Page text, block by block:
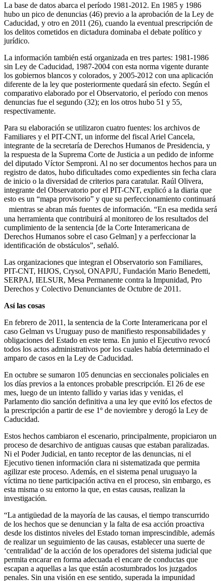
La base de datos abarca el período 1981-2012. En 1985 y 1986
hubo un pico de denuncias (46) previo a la aprobación de la Ley de
Caducidad, y otro en 2011 (26), cuando la eventual prescripción de
los delitos cometidos en dictadura dominaba el debate político y
jurídico.
La información también está organizada en tres partes: 1981-1986
sin Ley de Caducidad, 1987-2004 con esta norma vigente durante
los gobiernos blancos y colorados, y 2005-2012 con una aplicación
diferente de la ley que posteriormente quedará sin efecto. Según el
comparativo elaborado por el Observatorio, el período con menos
denuncias fue el segundo (32); en los otros hubo 51 y 55,
respectivamente.
Para su elaboración se utilizaron cuatro fuentes: los archivos de
Familiares y el PIT-CNT, un informe del fiscal Ariel Cancela,
integrante de la secretaría de Derechos Humanos de Presidencia, y
la respuesta de la Suprema Corte de Justicia a un pedido de informe
del diputado Víctor Semproni. Al no ser documentos hechos para un
registro de datos, hubo dificultades como expedientes sin fecha clara
de inicio o la diversidad de criterios para caratular. Raúl Olivera,
integrante del Observatorio por el PIT-CNT, explicó a la diaria que
esto es un “mapa provisorio” y que su perfeccionamiento continuará
mientras se abran más fuentes de información. “En esa medida será
una herramienta que contribuirá al monitoreo de los resultados del
cumplimiento de la sentencia [de la Corte Interamericana de
Derechos Humanos sobre el caso Gelman] y a perfeccionar la
identificación de obstáculos”, señaló.
Las organizaciones que integran el Observatorio son Familiares,
PIT-CNT, HIJOS, Crysol, ONAPJU, Fundación Mario Benedetti,
SERPAJ, IELSUR, Mesa Permanente contra la Impunidad, Pro
Derechos y Colectivo Denunciantes de Octubre de 2011.
Así las cosas
En febrero de 2011, la sentencia de la Corte Interamericana por el
caso Gelman vs Uruguay puso de manifiesto responsabilidades y
obligaciones del Estado en este tema. En junio el Ejecutivo revocó
todos los actos administrativos por los cuales había determinado el
amparo de casos en la Ley de Caducidad.
En octubre se sumaron 105 denuncias en seccionales policiales en
los días previos a la entonces probable prescripción. El 26 de ese
mes, luego de un intento fallido y varias idas y venidas, el
Parlamento dio sanción definitiva a una ley que evitó los efectos de
la prescripción a partir de ese 1º de noviembre y derogó la Ley de
Caducidad.
Estos hechos cambiaron el escenario, principalmente, propiciaron un
proceso de desarchivo de antiguas causas que estaban paralizadas.
Ni el Poder Judicial, en tanto receptor de las denuncias, ni el
Ejecutivo tienen información clara ni sistematizada que permita
agilizar este proceso. Además, en el sistema penal uruguayo la
víctima no tiene participación activa en el proceso, sin embargo, es
esta misma o su entorno la que, en estas causas, realizan la
investigación.
“La antigüedad de la mayoría de las causas, el tiempo transcurrido
de los hechos que se denuncian y la falta de esa acción proactiva
desde los distintos niveles del Estado tornan imprescindible, además
de realizar un seguimiento de las causas, establecer una suerte de
‘centralidad’ de la acción de los operadores del sistema judicial que
permita encarar en forma adecuada el encare de conductas que
escapan a aquellas a las que están acostumbrados los juzgados
penales. Sin una visión en ese sentido, superada la impunidad